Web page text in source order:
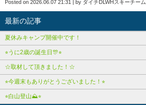
Posted on 2026.06.07 21:31 by ダイチDLWHスキーチーム
最新の記事
夏休みキャンプ開催中です！
⭐︎うに2歳の誕生日🎊⭐︎
☆取材して頂きました！☆
⭐︎今週末もありがとうございました！⭐︎
⭐︎白山登山⛰️⭐︎